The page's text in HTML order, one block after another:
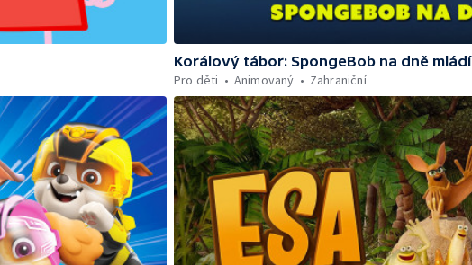
Korálový tábor: SpongeBob na dně mládí
Pro děti
Animovaný Zahraniční